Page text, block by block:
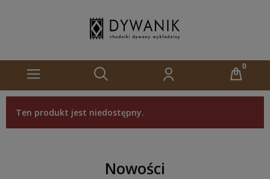
Ten produkt jest niedostępny.
Nowości